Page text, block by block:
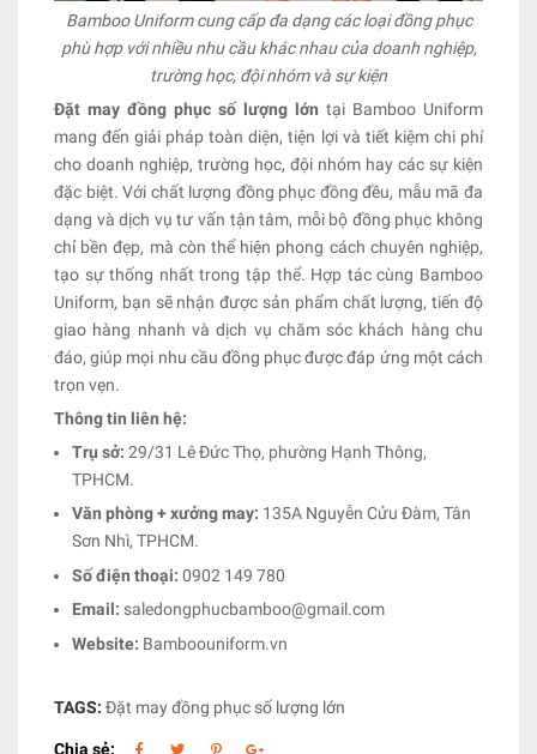
Bamboo Uniform cung cấp đa dạng các loại đồng phục
phù hợp với nhiều nhu cầu khác nhau của doanh nghiệp,
trường học, đội nhóm và sự kiện
Đặt may đồng phục số lượng lớn tại Bamboo Uniform
mang đến giải pháp toàn diện, tiện lợi và tiết kiệm chi phí
cho doanh nghiệp, trường học, đội nhóm hay các sự kiện
đặc biệt. Với chất lượng đồng phục đồng đều, mẫu mã đa
dạng và dịch vụ tư vấn tận tâm, mỗi bộ đồng phục không
chỉ bền đẹp, mà còn thể hiện phong cách chuyên nghiệp,
tạo sự thống nhất trong tập thể. Hợp tác cùng Bamboo
Uniform, bạn sẽ nhận được sản phẩm chất lượng, tiến độ
giao hàng nhanh và dịch vụ chăm sóc khách hàng chu
đáo, giúp mọi nhu cầu đồng phục được đáp ứng một cách
trọn vẹn.
Thông tin liên hệ:
Trụ sở: 29/31 Lê Đức Thọ, phường Hạnh Thông,
TPHCM.
Văn phòng + xưởng may: 135A Nguyễn Cửu Đàm, Tân
Sơn Nhì, TPHCM.
Số điện thoại: 0902 149 780
Email: saledongphucbamboo@gmail.com
Website: Bamboouniform.vn
TAGS: Đặt may đồng phục số lượng lớn
Chia sẻ: